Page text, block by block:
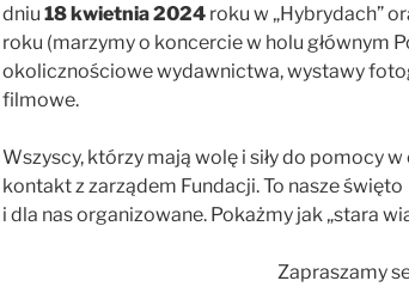
dniu 18 kwietnia 2024roku w „Hybrydach”
roku (marzymy o koncercie w holu głównym
okolicznościowe wydawnictwa, wystawy
filmowe.
Wszyscy, którzy mają wolę i siły do pomocy
kontakt z zarządem Fundacji. To nasze święto
i dla nas organizowane. Pokażmy jak „stara
Zapraszamy